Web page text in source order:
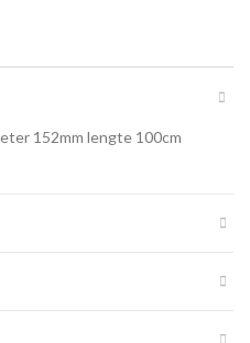
152mm lengte 100cm